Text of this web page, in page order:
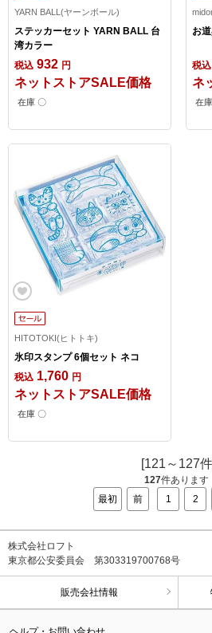
YARN BALL(ヤーンボール)
ステッカーセット YARN BALL 台
湾カラー
税込 932 円
ネットストアSALE価格
在庫 〇
お
税込
ネ
在
HITOTOKI(ヒトトキ)
氷印スタンプ 6個セット ネコ
税込 1,760 円
ネットストアSALE価格
在庫 〇
[121～127
127件あります
最初
前 1 2
株式会社ロフト
東京都公安委員会 第303319700768号
販売会社情報